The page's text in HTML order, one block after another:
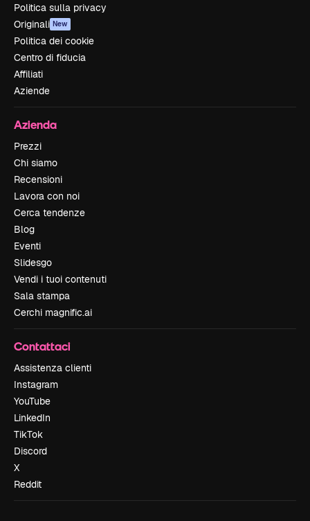
Politica sulla privacy
Originali New
Politica dei cookie
Centro di fiducia
Affiliati
Aziende
Azienda
Prezzi
Chi siamo
Recensioni
Lavora con noi
Cerca tendenze
Blog
Eventi
Slidesgo
Vendi i tuoi contenuti
Sala stampa
Cerchi magnific.ai
Contattaci
Assistenza clienti
Instagram
YouTube
LinkedIn
TikTok
Discord
X
Reddit